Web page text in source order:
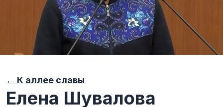
← К аллее славы
Елена Шувалова